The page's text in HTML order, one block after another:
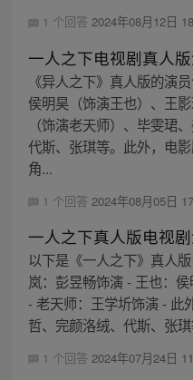
1 个回答 2024年08月12日
一人之下电视剧真人
《异人之下》真人版的演
侯明昊（饰演王也）、王
（饰演老天师）、毕雯珺
代斯、张琪等。此外，电
角...
1 个回答 2024年08月05日
一人之下真人版电视
以下是《一人之下》真人
岚：彭昱畅饰演 - 王也：
- 老天师：王学圻饰演 - 此
哲、完颜洛绒、代斯、张
1 个回答 2024年07月24日